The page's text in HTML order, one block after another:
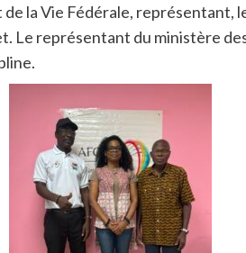
la Vie Fédérale, représentant,
représentant du ministère